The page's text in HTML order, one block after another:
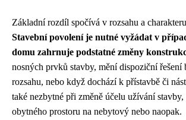
Základní rozdíl spočívá v rozsahu a
Stavební povolení je nutné vyžádat v
domu zahrnuje podstatné změny
nosných prvků stavby, mění dispoziční řešení
rozsahu, nebo když dochází k přístavbě či
také nezbytné při změně účelu užívání
obytného prostoru na nebytový nebo naopak.